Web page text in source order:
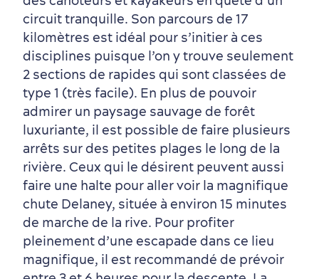
en famille
circuit tranquille. Son parcours de 17
kilomètres est idéal pour s’initier à ces
disciplines puisque l’on y trouve seulement
2 sections de rapides qui sont classées de
type 1 (très facile). En plus de pouvoir
admirer un paysage sauvage de forêt
luxuriante, il est possible de faire plusieurs
arrêts sur des petites plages le long de la
rivière. Ceux qui le désirent peuvent aussi
faire une halte pour aller voir la magnifique
chute Delaney, située à environ 15 minutes
de marche de la rive. Pour profiter
pleinement d’une escapade dans ce lieu
magnifique, il est recommandé de prévoir